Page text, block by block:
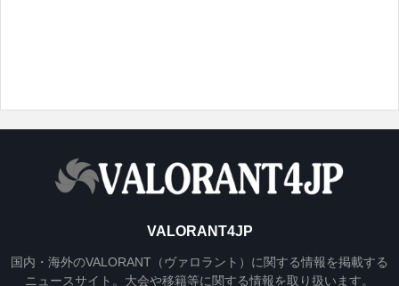
VALORANT4JP
国内・海外のVALORANT（ヴァロラント）に関する情報を掲載する
ニュースサイト。大会や移籍等に関する情報を取り扱います。